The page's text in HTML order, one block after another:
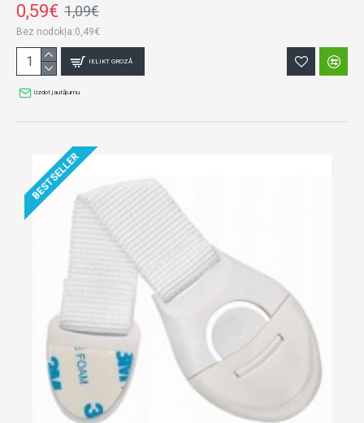
0,59€ 1,09€
Bez nodokļa:0,49€
IELIKT GROZĀ
Uzdot jautājumu
BESTSELLER